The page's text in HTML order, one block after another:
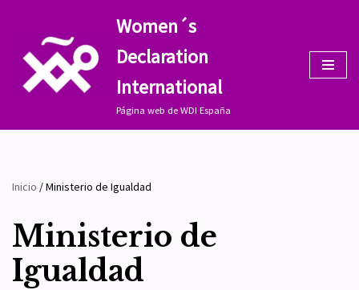
contenido
Women´s
Declaration
International
Página web de WDI España
Inicio /Ministerio de Igualdad
Ministerio de
Igualdad